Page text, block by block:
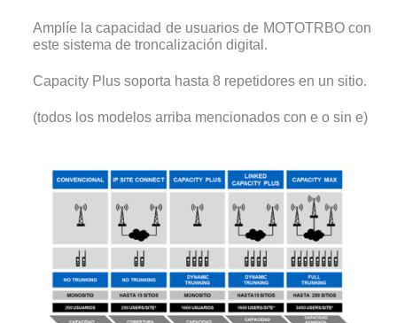
Amplíe la capacidad de usuarios de MOTOTRBO con
este sistema de troncalización digital.
Capacity Plus soporta hasta 8 repetidores en un sitio.
(todos los modelos arriba mencionados con e o sin e)